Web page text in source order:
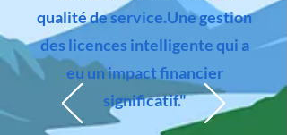
qualité de service.Une gestion
des licences intelligente qui a
eu un impact financier
significatif."